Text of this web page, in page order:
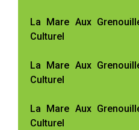
La Mare Aux
Culturel
La Mare Aux
Culturel
La Mare Aux
Culturel